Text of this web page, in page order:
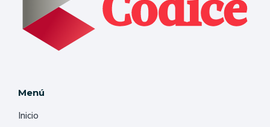
Menú
Inicio